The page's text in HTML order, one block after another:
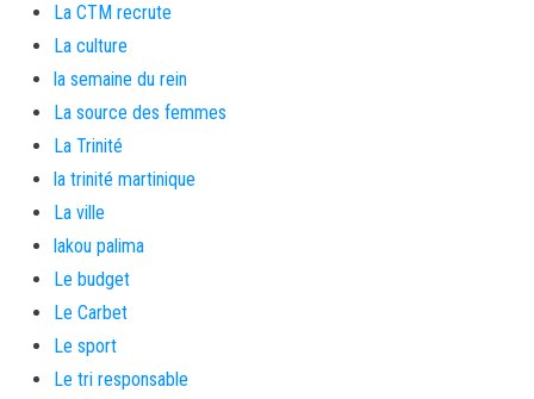
La CTM recrute
La culture
la semaine du rein
La source des femmes
La Trinité
la trinité martinique
La ville
lakou palima
Le budget
Le Carbet
Le sport
Le tri responsable